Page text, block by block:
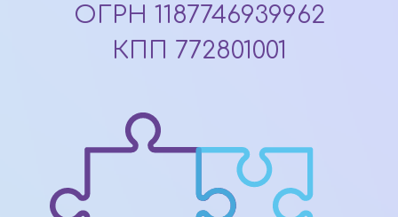
ОГРН 1187746939962
КПП 772801001